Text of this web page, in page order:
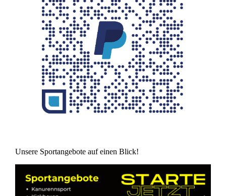
Unsere Sportangebote auf einen Blick!